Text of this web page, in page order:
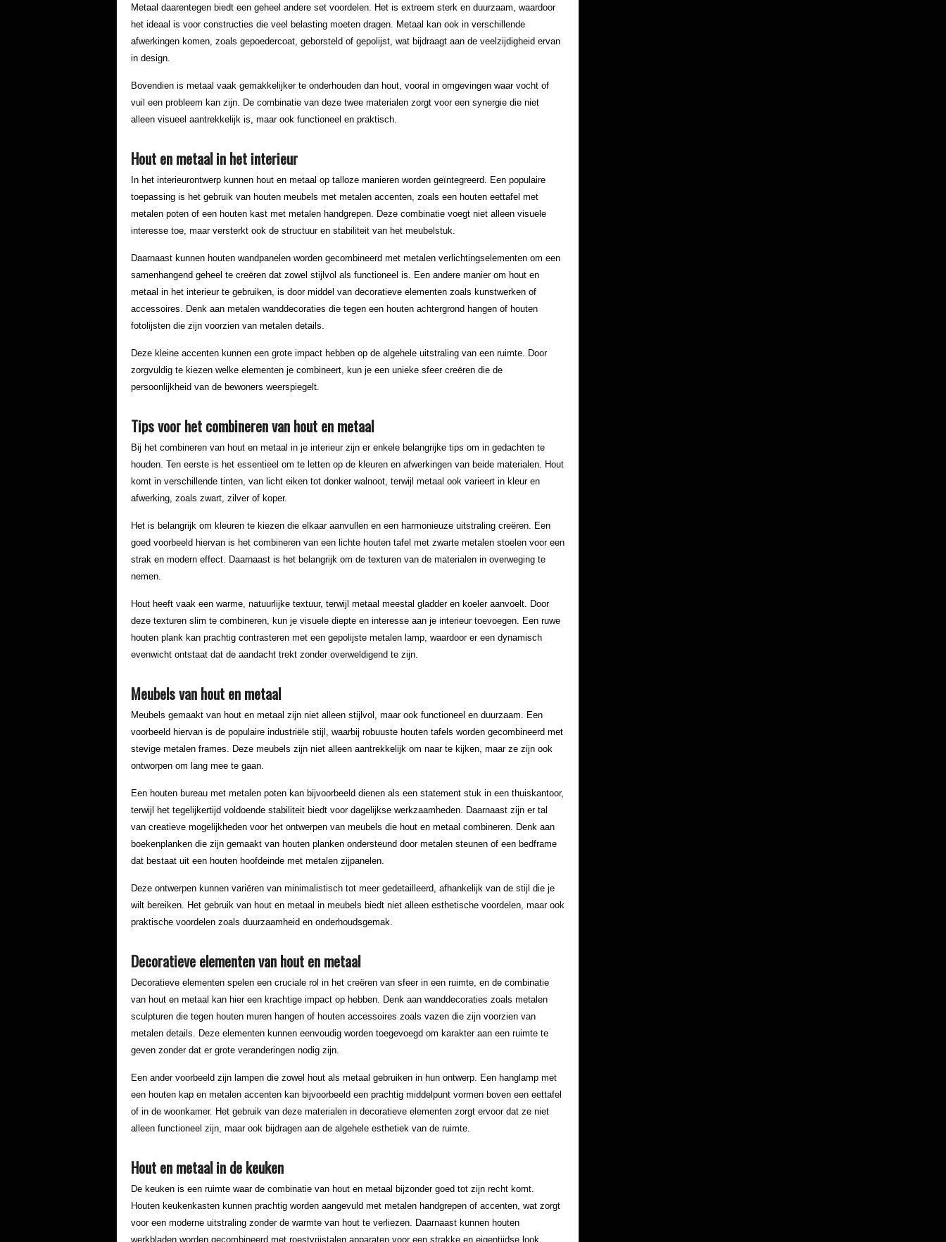
Metaal daarentegen biedt een geheel andere set voordelen. Het is extreem sterk en duurzaam, waardoor
het ideaal is voor constructies die veel belasting moeten dragen. Metaal kan ook in verschillende
afwerkingen komen, zoals gepoedercoat, geborsteld of gepolijst, wat bijdraagt aan de veelzijdigheid ervan
in design.
Bovendien is metaal vaak gemakkelijker te onderhouden dan hout, vooral in omgevingen waar vocht of
vuil een probleem kan zijn. De combinatie van deze twee materialen zorgt voor een synergie die niet
alleen visueel aantrekkelijk is, maar ook functioneel en praktisch.
Hout en metaal in het interieur
In het interieurontwerp kunnen hout en metaal op talloze manieren worden geïntegreerd. Een populaire
toepassing is het gebruik van houten meubels met metalen accenten, zoals een houten eettafel met
metalen poten of een houten kast met metalen handgrepen. Deze combinatie voegt niet alleen visuele
interesse toe, maar versterkt ook de structuur en stabiliteit van het meubelstuk.
Daarnaast kunnen houten wandpanelen worden gecombineerd met metalen verlichtingselementen om een
samenhangend geheel te creëren dat zowel stijlvol als functioneel is. Een andere manier om hout en
metaal in het interieur te gebruiken, is door middel van decoratieve elementen zoals kunstwerken of
accessoires. Denk aan metalen wanddecoraties die tegen een houten achtergrond hangen of houten
fotolijsten die zijn voorzien van metalen details.
Deze kleine accenten kunnen een grote impact hebben op de algehele uitstraling van een ruimte. Door
zorgvuldig te kiezen welke elementen je combineert, kun je een unieke sfeer creëren die de
persoonlijkheid van de bewoners weerspiegelt.
Tips voor het combineren van hout en metaal
Bij het combineren van hout en metaal in je interieur zijn er enkele belangrijke tips om in gedachten te
houden. Ten eerste is het essentieel om te letten op de kleuren en afwerkingen van beide materialen. Hout
komt in verschillende tinten, van licht eiken tot donker walnoot, terwijl metaal ook varieert in kleur en
afwerking, zoals zwart, zilver of koper.
Het is belangrijk om kleuren te kiezen die elkaar aanvullen en een harmonieuze uitstraling creëren. Een
goed voorbeeld hiervan is het combineren van een lichte houten tafel met zwarte metalen stoelen voor een
strak en modern effect. Daarnaast is het belangrijk om de texturen van de materialen in overweging te
nemen.
Hout heeft vaak een warme, natuurlijke textuur, terwijl metaal meestal gladder en koeler aanvoelt. Door
deze texturen slim te combineren, kun je visuele diepte en interesse aan je interieur toevoegen. Een ruwe
houten plank kan prachtig contrasteren met een gepolijste metalen lamp, waardoor er een dynamisch
evenwicht ontstaat dat de aandacht trekt zonder overweldigend te zijn.
Meubels van hout en metaal
Meubels gemaakt van hout en metaal zijn niet alleen stijlvol, maar ook functioneel en duurzaam. Een
voorbeeld hiervan is de populaire industriële stijl, waarbij robuuste houten tafels worden gecombineerd met
stevige metalen frames. Deze meubels zijn niet alleen aantrekkelijk om naar te kijken, maar ze zijn ook
ontworpen om lang mee te gaan.
Een houten bureau met metalen poten kan bijvoorbeeld dienen als een statement stuk in een thuiskantoor,
terwijl het tegelijkertijd voldoende stabiliteit biedt voor dagelijkse werkzaamheden. Daarnaast zijn er tal
van creatieve mogelijkheden voor het ontwerpen van meubels die hout en metaal combineren. Denk aan
boekenplanken die zijn gemaakt van houten planken ondersteund door metalen steunen of een bedframe
dat bestaat uit een houten hoofdeinde met metalen zijpanelen.
Deze ontwerpen kunnen variëren van minimalistisch tot meer gedetailleerd, afhankelijk van de stijl die je
wilt bereiken. Het gebruik van hout en metaal in meubels biedt niet alleen esthetische voordelen, maar ook
praktische voordelen zoals duurzaamheid en onderhoudsgemak.
Decoratieve elementen van hout en metaal
Decoratieve elementen spelen een cruciale rol in het creëren van sfeer in een ruimte, en de combinatie
van hout en metaal kan hier een krachtige impact op hebben. Denk aan wanddecoraties zoals metalen
sculpturen die tegen houten muren hangen of houten accessoires zoals vazen die zijn voorzien van
metalen details. Deze elementen kunnen eenvoudig worden toegevoegd om karakter aan een ruimte te
geven zonder dat er grote veranderingen nodig zijn.
Een ander voorbeeld zijn lampen die zowel hout als metaal gebruiken in hun ontwerp. Een hanglamp met
een houten kap en metalen accenten kan bijvoorbeeld een prachtig middelpunt vormen boven een eettafel
of in de woonkamer. Het gebruik van deze materialen in decoratieve elementen zorgt ervoor dat ze niet
alleen functioneel zijn, maar ook bijdragen aan de algehele esthetiek van de ruimte.
Hout en metaal in de keuken
De keuken is een ruimte waar de combinatie van hout en metaal bijzonder goed tot zijn recht komt.
Houten keukenkasten kunnen prachtig worden aangevuld met metalen handgrepen of accenten, wat zorgt
voor een moderne uitstraling zonder de warmte van hout te verliezen. Daarnaast kunnen houten
werkbladen worden gecombineerd met roestvrijstalen apparaten voor een strakke en eigentijdse look.